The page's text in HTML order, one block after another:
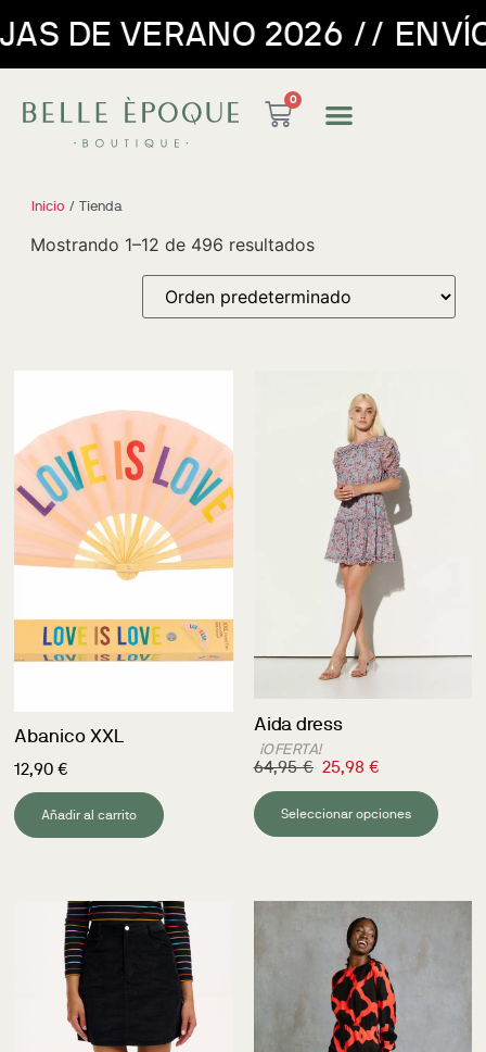
2026 // ENVÍO
0
Inicio / Tienda
Mostrando 1–12 de 496 resultados
Abanico XXL
12,90 €
Añadir al carrito
¡OFERTA!
Aida dress
64,95€ 25,98 €
Seleccionar opciones